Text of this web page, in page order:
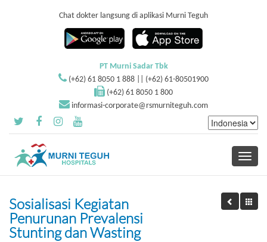
Chat dokter langsung di aplikasi Murni Teguh
PT Murni Sadar Tbk
(+62) 61 8050 1 888 || (+62) 61-80501900
(+62) 61 8050 1 800
informasi-corporate@rsmurniteguh.com
Toggle
Sosialisasi Kegiatan
Penurunan Prevalensi
Stunting dan Wasting